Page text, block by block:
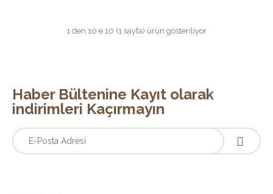
ad soyad adres tel no yaz kapinda ürünü teslim aldiginda
Bottega Veneta Briefcase
890,00TL
1 den 10 e 10 (1 sayfa) ürün gösteriliyor
Haber Bültenine Kayıt olarak
indirimleri Kaçırmayın